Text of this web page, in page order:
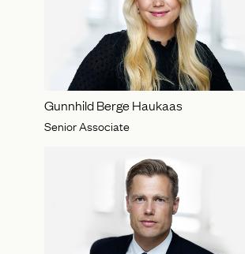
Gunnhild Berge Haukaas
Senior Associate